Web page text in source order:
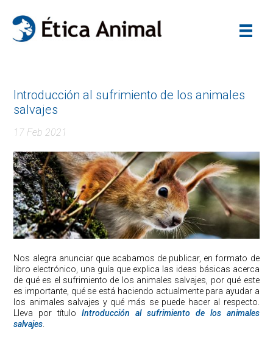
Introducción al sufrimiento de los animales
salvajes
17 Feb 2021
Nos alegra anunciar que acabamos de publicar, en formato de
libro electrónico, una guía que explica las ideas básicas acerca
de qué es el sufrimiento de los animales salvajes, por qué este
es importante, qué se está haciendo actualmente para ayudar a
los animales salvajes y qué más se puede hacer al respecto.
Lleva por títuloIntroducción al sufrimiento de los animales
salvajes